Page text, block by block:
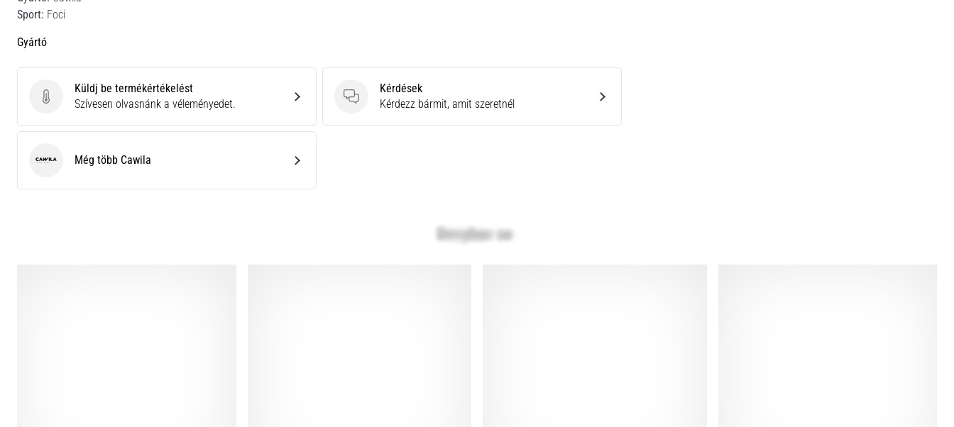
Sport: Foci
Gyártó
Küldj be termékértékelést
Küldj be termékértékelést
Szívesen olvasnánk a véleményedet.
Kérdések
Kérdések
Kérdezz bármit, amit szeretnél
Cawila Még több Cawila